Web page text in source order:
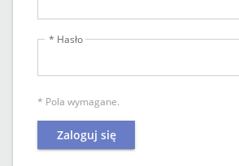
* Hasło
* Pola wymagane.
Zaloguj się